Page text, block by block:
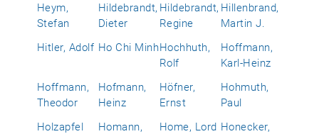
Heym,
Stefan
Hildebrandt,
Dieter
Hildebrandt,
Regine
Hillenbrand,
Martin J.
Hitler, Adolf Ho Chi MinhHochhuth,
Rolf
Hoffmann,
Karl-Heinz
Hoffmann,
Theodor
Hofmann,
Heinz
Höfner,
Ernst
Hohmuth,
Paul
Holzapfel
Homann,
Home, Lord Honecker,